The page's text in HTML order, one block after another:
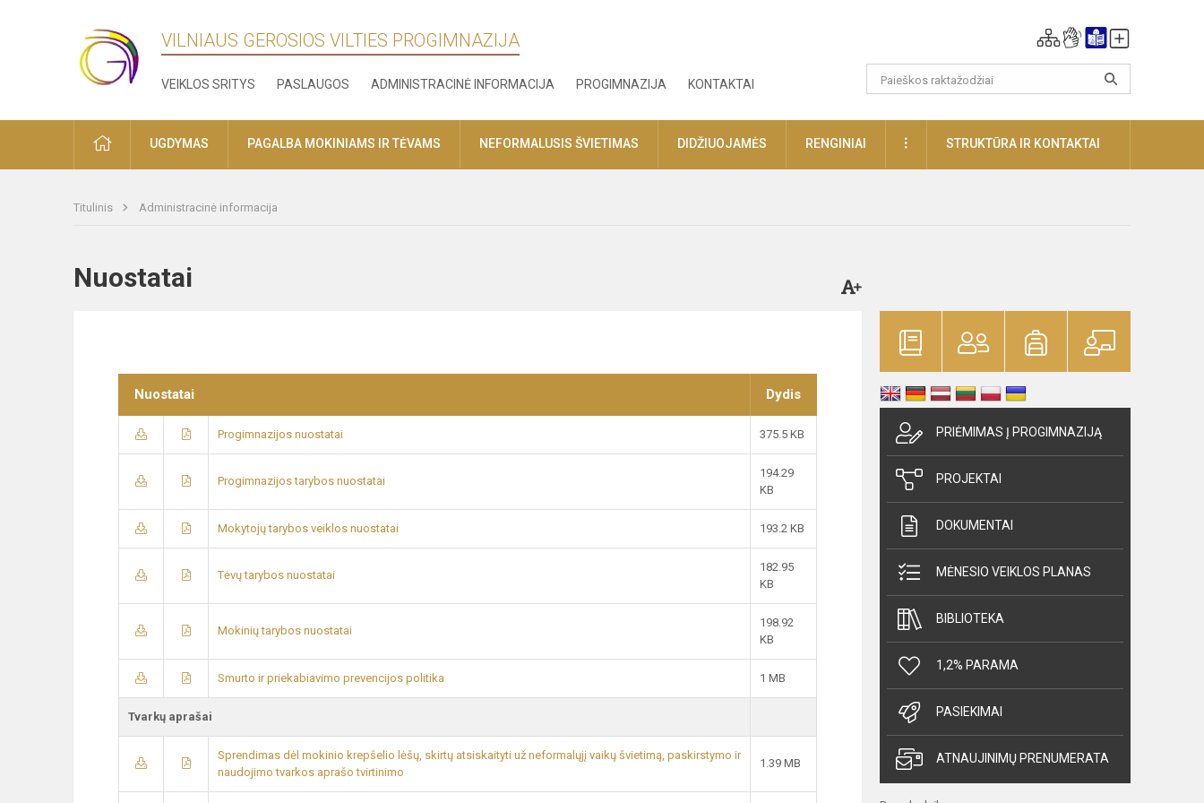
VILNIAUS GEROSIOS VILTIES PROGIMNAZIJA
VEIKLOS SRITYS PASLAUGOS ADMINISTRACINĖ INFORMACIJA PROGIMNAZIJA KONTAKTAI
PRADŽIAUGDYMAS PAGALBA MOKINIAMS IR TĖVAMS NEFORMALUSIS ŠVIETIMAS DIDŽIUOJAMĖS RENGINIAI DAUGIAUSTRUKTŪRA IR KONTAKTAI
Titulinis Administracinė informacija
Nuostatai
Nuostatai Dydis
Progimnazijos nuostatai 375.5 KB
Progimnazijos tarybos nuostatai
194.29
KB
Mokytojų tarybos veiklos nuostatai 193.2 KB
Tėvų tarybos nuostatai
182.95
KB
Mokinių tarybos nuostatai
198.92
KB
Smurto ir priekabiavimo prevencijos politika 1 MB
Tvarkų aprašai
Sprendimas dėl mokinio krepšelio lėšų, skirtų atsiskaityti už neformalųjį vaikų švietimą, paskirstymo ir
naudojimo tvarkos aprašo tvirtinimo
1.39 MB
PRIĖMIMAS Į PROGIMNAZIJĄ
PROJEKTAI
DOKUMENTAI
MĖNESIO VEIKLOS PLANAS
BIBLIOTEKA
1,2% PARAMA
PASIEKIMAI
ATNAUJINIMŲ PRENUMERATA